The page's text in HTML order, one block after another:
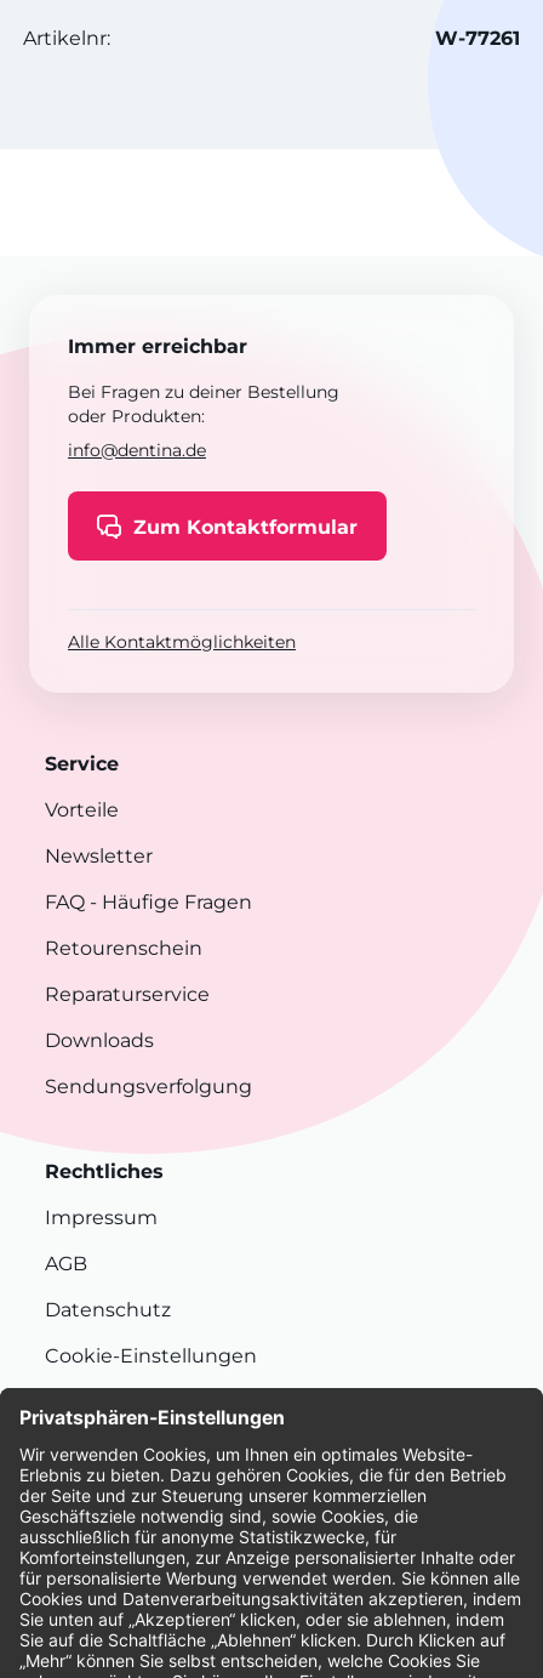
Artikelnr: W-77261
Immer erreichbar
Bei Fragen zu deiner Bestellung
oder Produkten:
info@dentina.de
Zum Kontaktformular
Alle Kontaktmöglichkeiten
Service
Vorteile
Newsletter
FAQ - Häufige Fragen
Retourenschein
Reparaturservice
Downloads
Sendungsverfolgung
Rechtliches
Impressum
AGB
Datenschutz
Cookie-Einstellungen
Bewertungen